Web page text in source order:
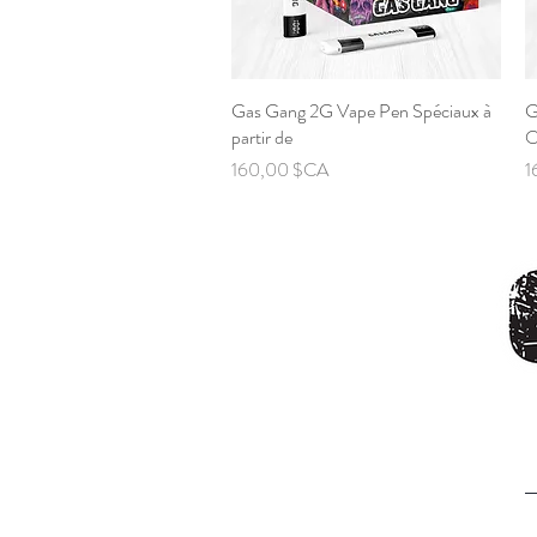
Aperçu rapide
Gas Gang 2G Vape Pen Spéciaux à
partir de
Prix
160,00 $CA